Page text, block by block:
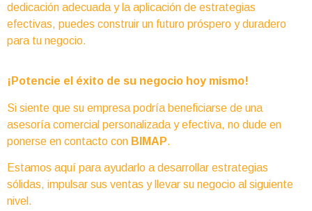
dedicación adecuada y la aplicación de estrategias
efectivas, puedes construir un futuro próspero y duradero
para tu negocio.
¡Potencie el éxito de su negocio hoy mismo!
Si siente que su empresa podría beneficiarse de una
asesoría comercial personalizada y efectiva, no dude en
ponerse en contacto con BIMAP.
Estamos aquí para ayudarlo a desarrollar estrategias
sólidas, impulsar sus ventas y llevar su negocio al siguiente
nivel.